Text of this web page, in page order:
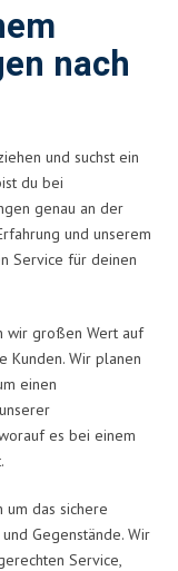
nach
und suchst ein
du bei
genau an der
und unserem
Service für deinen
wir großen Wert auf
Kunden. Wir planen
einen
es bei einem
um das sichere
Gegenstände. Wir
Service,